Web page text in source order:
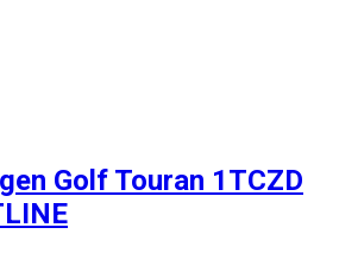
Golf Touran 1TCZD